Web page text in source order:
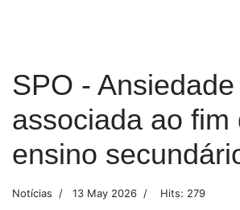
SPO - Ansiedade
associada ao fim
ensino
Notícias 13 May 2026 Hits: 279